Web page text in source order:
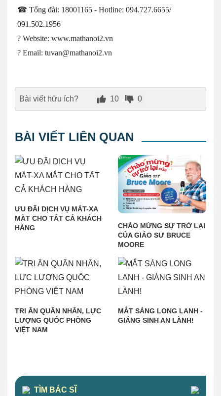
☎ Tổng đài: 18001165 - Hotline: 094.727.6655/
091.502.1956
? Website: www.mathanoi2.vn
? Email: tuvan@mathanoi2.vn
Bài viết hữu ích? 10 0
BÀI VIẾT LIÊN QUAN
ƯU ĐÃI DỊCH VỤ MÁT-XA
MẮT CHO TẤT CẢ KHÁCH
HÀNG
CHÀO MỪNG SỰ TRỞ LẠI
CỦA GIÁO SƯ BRUCE
MOORE
TRI ÂN QUÂN NHÂN, LỰC
LƯỢNG QUỐC PHÒNG
VIỆT NAM
MẮT SÁNG LONG LANH -
GIÁNG SINH AN LÀNH!
TÌM BÁC SĨ